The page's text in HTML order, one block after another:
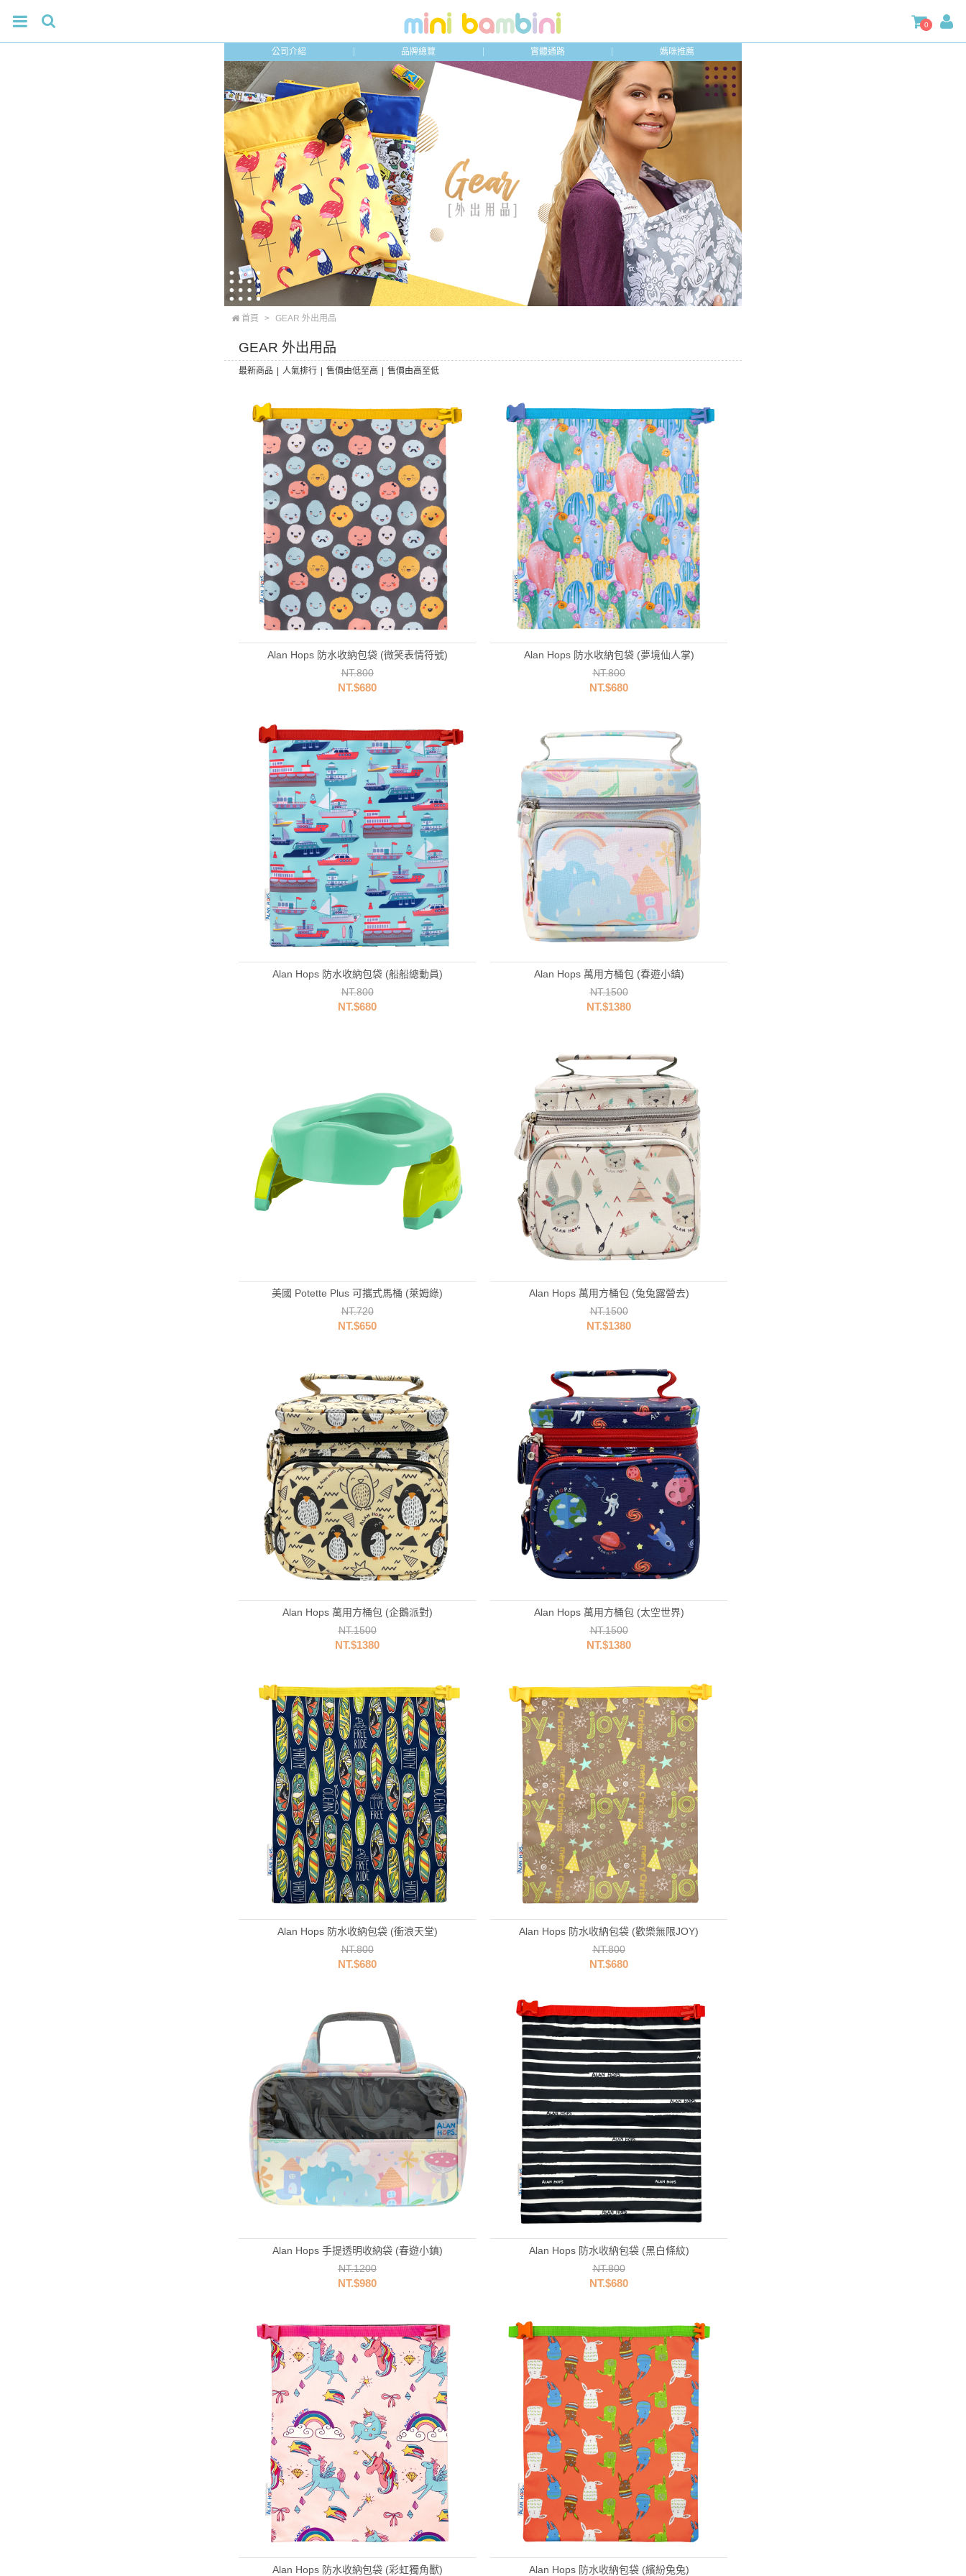
0
公司介紹 品牌總覽 實體通路 媽咪推薦
首頁 > GEAR 外出用品
GEAR 外出用品
最新商品 人氣排行 售價由低至高 售價由高至低
Alan Hops 防水收納包袋 (微笑表情符號)
NT.800
NT.$680
Alan Hops 防水收納包袋 (夢境仙人掌)
NT.800
NT.$680
Alan Hops 防水收納包袋 (船船總動員)
NT.800
NT.$680
Alan Hops 萬用方桶包 (春遊小鎮)
NT.1500
NT.$1380
美國 Potette Plus 可攜式馬桶 (萊姆綠)
NT.720
NT.$650
Alan Hops 萬用方桶包 (兔兔露營去)
NT.1500
NT.$1380
Alan Hops 萬用方桶包 (企鵝派對)
NT.1500
NT.$1380
Alan Hops 萬用方桶包 (太空世界)
NT.1500
NT.$1380
Alan Hops 防水收納包袋 (衝浪天堂)
NT.800
NT.$680
Alan Hops 防水收納包袋 (歡樂無限JOY)
NT.800
NT.$680
Alan Hops 手提透明收納袋 (春遊小鎮)
NT.1200
NT.$980
Alan Hops 防水收納包袋 (黑白條紋)
NT.800
NT.$680
Alan Hops 防水收納包袋 (彩虹獨角獸) Alan Hops 防水收納包袋 (繽紛兔兔)